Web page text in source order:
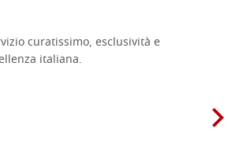
curatissimo, esclusività e
italiana.